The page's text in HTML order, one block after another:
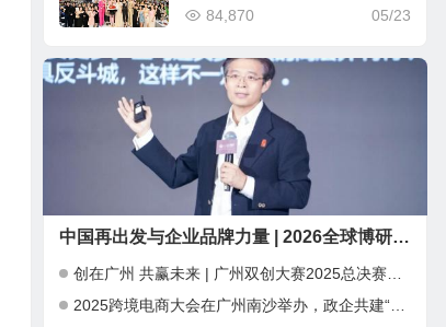
公测发布会将于5月26日在大湾区
05/23
84,870
中国再出发与企业品牌力量 | 2026全球博研同学年会 在深圳圆满举行
创在广州 共赢未来 | 广州双创大赛2025总决赛暨INNO+大湾区科创嘉年华成功举办
2025跨境电商大会在广州南沙举办，政企共建“跨境电商出海新通道”